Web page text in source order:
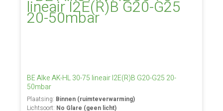
BE Alke AK-HL 30-75 lineair I2E(R)B G20-G25 20-
50mbar
Plaatsing: Binnen (ruimteverwarming)
Lichtsoort: No Glare (geen licht)